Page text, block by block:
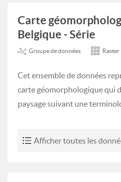
Carte
Belgique - Série
Groupe de données Raster
Cet ensemble de données
carte géomorphologique qui
paysage suivant une
Afficher toutes les